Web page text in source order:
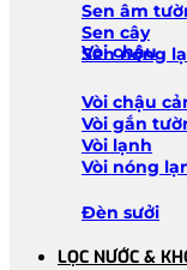
Sen âm
Sen cây
Sen nóng
Vòi chậu
Vòi chậu
Vòi gắn
Vòi lạnh
Vòi nóng
Đèn sưởi
LỌC NƯỚC &